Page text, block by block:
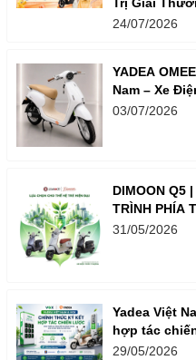
24/07/2026
YADEA
Nam – Xe
Sinh
03/07/2026
DIMOON Q5
TRÌNH PHÍA
31/05/2026
Yadea Việt
hợp tác
29/05/2026